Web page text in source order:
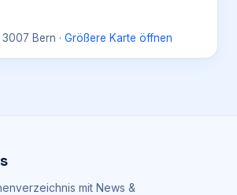
Bern · Größere Karte öffnen
mit News &